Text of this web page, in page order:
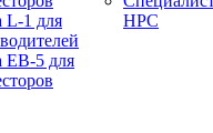
L-1 для
EB-5 для
НРС